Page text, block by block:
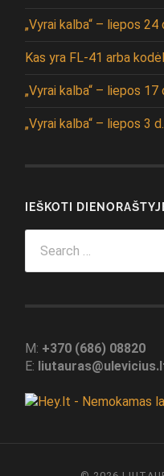
„Vyrai kalba“ – liepos 24
Kas yra FL-41 arba
„Vyrai kalba“ – liepos 17
„Vyrai kalba“ – liepos 3
IEŠKOTI
for:
M: +370 (686) 08820
E: